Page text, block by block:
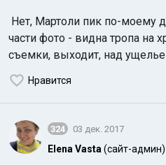
Нет, Мартоли пик по-моему
части фото - видна тропа на
съемки, выходит, над
Нравится
324 03 дек. 2017
Elena Vasta (сайт-админ)